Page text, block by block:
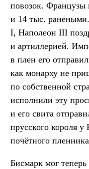
повозок. Французы
и 14 тыс.
I, Наполеон III
и артиллерией.
в плен его
как монарху не
по собственной
исполнили эту
и его свита
прусского короля
почётного
Бисмарк мог